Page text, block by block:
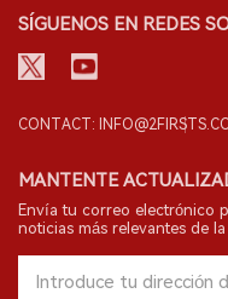
SÍGUENOS EN REDES
CONTACT:
MANTENTE
Envía tu correo electrónico
noticias más relevantes de